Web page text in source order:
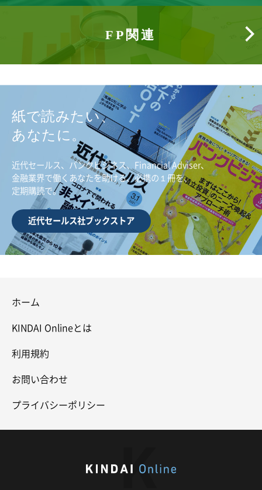
FP関連
紙で読みたい、
あなたに。
近代セールス、バンクビジネス、Financial Adviser、
金融業界で働くあなたを助ける、必携の１冊を、
定期購読で。
近代セールス社ブックストア
ホーム
KINDAI Onlineとは
利用規約
お問い合わせ
プライバシーポリシー